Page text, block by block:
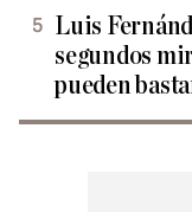
Luis
segundos
pueden